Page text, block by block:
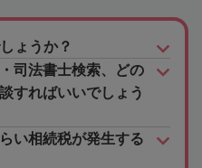
ょうか？
司法書士検索、どの
すればいいでしょう
い相続税が発生する